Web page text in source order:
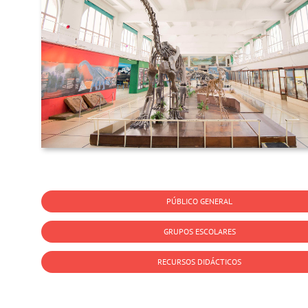
PÚBLICO GENERAL
GRUPOS ESCOLARES
RECURSOS DIDÁCTICOS